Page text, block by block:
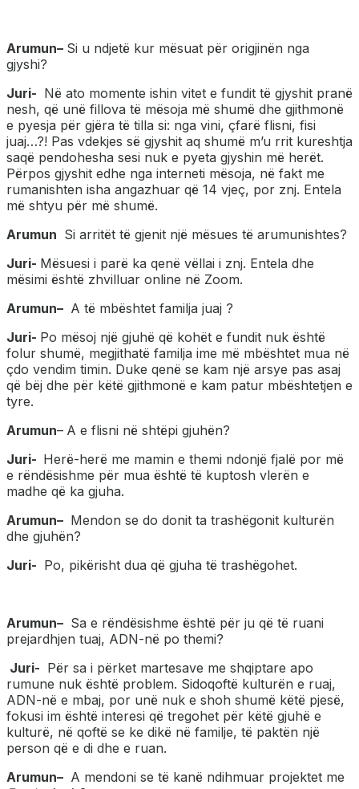
Arumun– Si u ndjetë kur mësuat për origjinën nga
gjyshi?
Juri- Në ato momente ishin vitet e fundit të gjyshit pranë
nesh, që unë fillova të mësoja më shumë dhe gjithmonë
e pyesja për gjëra të tilla si: nga vini, çfarë flisni, fisi
juaj…?! Pas vdekjes së gjyshit aq shumë m’u rrit kureshtja
saqë pendohesha sesi nuk e pyeta gjyshin më herët.
Përpos gjyshit edhe nga interneti mësoja, në fakt me
rumanishten isha angazhuar që 14 vjeç, por znj. Entela
më shtyu për më shumë.
Arumun Si arritët të gjenit një mësues të arumunishtes?
Juri- Mësuesi i parë ka qenë vëllai i znj. Entela dhe
mësimi është zhvilluar online në Zoom.
Arumun– A të mbështet familja juaj ?
Juri- Po mësoj një gjuhë që kohët e fundit nuk është
folur shumë, megjithatë familja ime më mbështet mua në
çdo vendim timin. Duke qenë se kam një arsye pas asaj
që bëj dhe për këtë gjithmonë e kam patur mbështetjen e
tyre.
Arumun– A e flisni në shtëpi gjuhën?
Juri- Herë-herë me mamin e themi ndonjë fjalë por më
e rëndësishme për mua është të kuptosh vlerën e
madhe që ka gjuha.
Arumun– Mendon se do donit ta trashëgonit kulturën
dhe gjuhën?
Juri- Po, pikërisht dua që gjuha të trashëgohet.
Arumun– Sa e rëndësishme është për ju që të ruani
prejardhjen tuaj, ADN-në po themi?
Juri- Për sa i përket martesave me shqiptare apo
rumune nuk është problem. Sidoqoftë kulturën e ruaj,
ADN-në e mbaj, por unë nuk e shoh shumë këtë pjesë,
fokusi im është interesi që tregohet për këtë gjuhë e
kulturë, në qoftë se ke dikë në familje, të paktën një
person që e di dhe e ruan.
Arumun– A mendoni se të kanë ndihmuar projektet me